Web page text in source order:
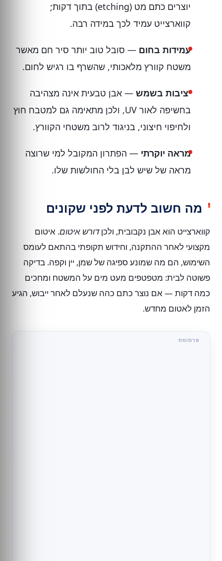
יוצרים כתם מט (etching) בתוך דקות;
קווארצייט עמיד לכך במידה רבה.
עמידות בחום — סובל טוב יותר סיר חם מאשר
משטח קוורץ מלאכותי, שהשרף בו רגיש לחום.
יציבות בשמש — אבן טבעית אינה מצהיבה
בחשיפה לאור UV, ולכן מתאימה גם למטבח חוץ
ולחיפוי חיצוני, בניגוד לרוב משטחי הקוורץ.
מראה יוקרתי — הפתרון המקובל למי שרוצה
מראה של שיש לבן בלי החולשות שלו.
מה חשוב לדעת לפני שקונים
קווארצייט הוא אבן נקבובית, ולכןדורש איטום. איטום
מקצועי לאחר ההתקנה, וחידוש תקופתי בהתאם לעומס
השימוש, הם מה שמונע ספיגה של שמן, יין וקפה. בדיקה
פשוטה לבית: מטפטפים מעט מים על המשטח ומחכים
כמה דקות — אם נוצר כתם כהה שנעלם לאחר ייבוש, הגיע
הזמן לאטום מחדש.